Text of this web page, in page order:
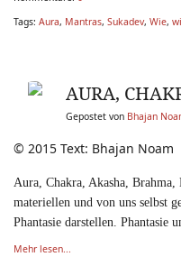
Tags: Aura, Mantras, Sukadev, Wie,
AURA,
Gepostet von Bhajan
© 2015 Text: Bhajan Noam
Aura, Chakra, Akasha,
materiellen und von uns selbst
Phantasie darstellen. Phantasie
Mehr lesen...